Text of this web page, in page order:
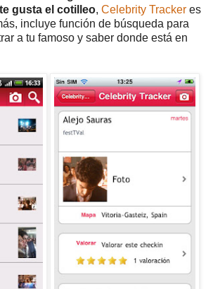
te gusta el cotilleo, Celebrity Tracker es
incluye función de búsqueda para
a tu famoso y saber donde está en